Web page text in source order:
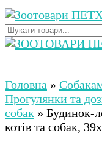
Зоотовари
Зоомагазин для
аксесуари та
Зоомагазин для
аксесуари та
Україні
Головна »
Прогулянки та
собак » Будинок-
котів та собак,